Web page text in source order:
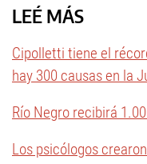
LEÉ MÁS
Cipolletti tiene el
hay 300 causas en la
Río Negro recibirá
Los psicólogos